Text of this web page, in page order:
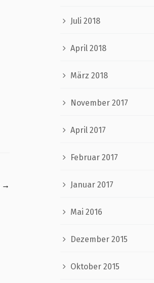
→
Juli 2018
April 2018
März 2018
November 2017
April 2017
Februar 2017
Januar 2017
Mai 2016
Dezember 2015
Oktober 2015